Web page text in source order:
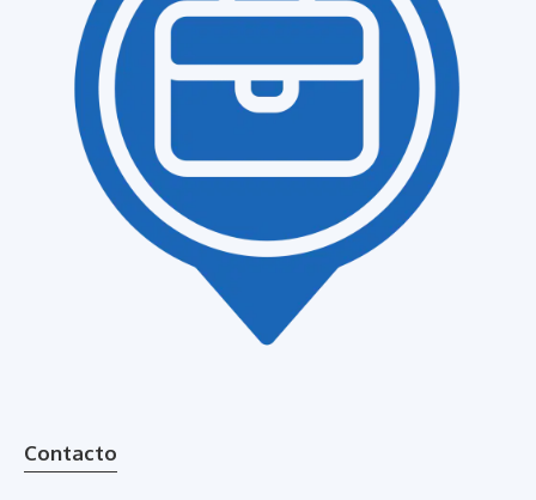
Contacto